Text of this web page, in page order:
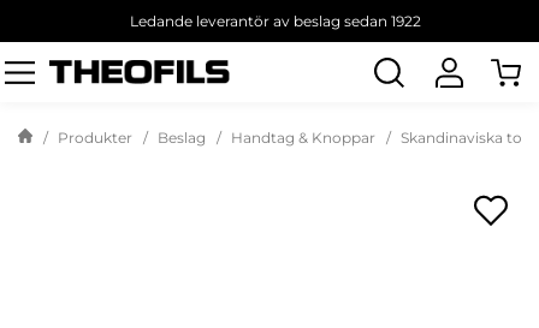
Ledande leverantör av beslag sedan 1922
Sök
produkt
Produkter Beslag Handtag & Knoppar Skandinaviska